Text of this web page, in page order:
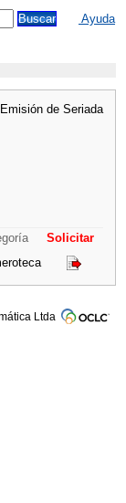
Ayuda
Emisión de Seriada
Solicitar
Ltda